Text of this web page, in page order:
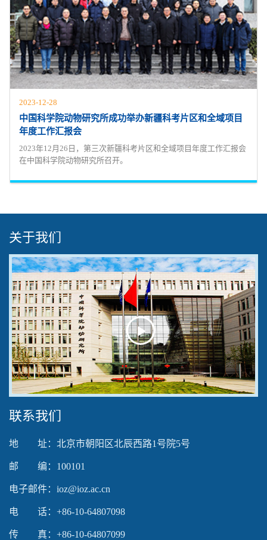
2023-12-28
中国科学院动物研究所成功举办新疆科考片区和全域项目
年度工作汇报会
2023年12月26日，第三次新疆科考片区和全域项目年度工作汇报会
在中国科学院动物研究所召开。
关于我们
Play
Video
联系我们
地 址：北京市朝阳区北辰西路1号院5号
邮 编：100101
电子邮件：ioz@ioz.ac.cn
电 话：+86-10-64807098
传 真：+86-10-64807099